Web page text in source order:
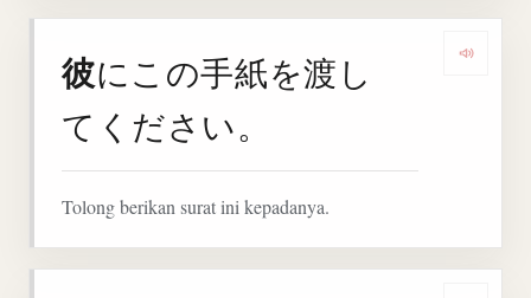
彼にこの手紙を渡し
てください。
Tolong berikan surat ini kepadanya.